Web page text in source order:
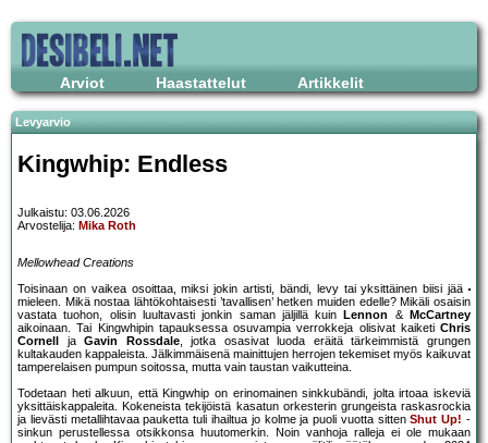
Arviot Haastattelut Artikkelit
Levyarvio
Kingwhip: Endless
Julkaistu: 03.06.2026
Arvostelija: Mika Roth
Mellowhead Creations
Toisinaan on vaikea osoittaa, miksi jokin artisti, bändi, levy tai yksittäinen biisi jää
mieleen. Mikä nostaa lähtökohtaisesti ’tavallisen’ hetken muiden edelle? Mikäli osaisin
vastata tuohon, olisin luultavasti jonkin saman jäljillä kuin
Lennon & McCartney
aikoinaan. Tai Kingwhipin tapauksessa osuvampia verrokkeja olisivat kaiketi Chris
Cornell
jaGavin Rossdale, jotka osasivat luoda eräitä tärkeimmistä grungen
kultakauden kappaleista. Jälkimmäisenä mainittujen herrojen tekemiset myös kaikuvat
tamperelaisen pumpun soitossa, mutta vain taustan vaikutteina.
Todetaan heti alkuun, että Kingwhip on erinomainen sinkkubändi, jolta irtoaa iskeviä
yksittäiskappaleita. Kokeneista tekijöistä kasatun orkesterin grungeista raskasrockia
ja lievästi metallihtavaa pauketta tuli ihailtua jo kolme ja puoli vuotta sittenShut Up! -
sinkun perustellessa otsikkonsa huutomerkin. Noin vanhoja ralleja ei ole mukaan